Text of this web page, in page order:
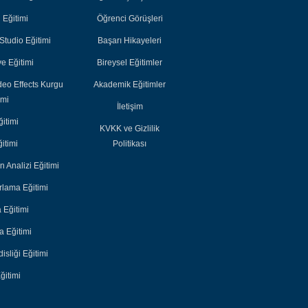
Eğitimi
Eğitimi
Eğitimi
Effects Kurgu
Analizi Eğitimi
Eğitimi
Eğitimi
Eğitimi
Eğitimi
Öğrenci Görüşleri
Başarı Hikayeleri
Bireysel Eğitimler
Akademik Eğitimler
İletişim
KVKK ve Gizlilik
Politikası